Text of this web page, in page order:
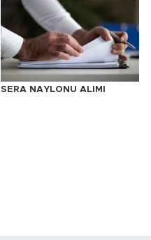
SERA NAYLONU ALIMI